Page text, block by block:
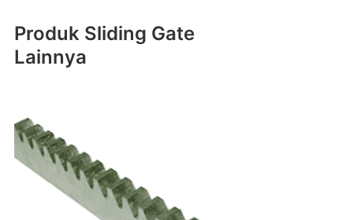
Produk Sliding Gate
Lainnya